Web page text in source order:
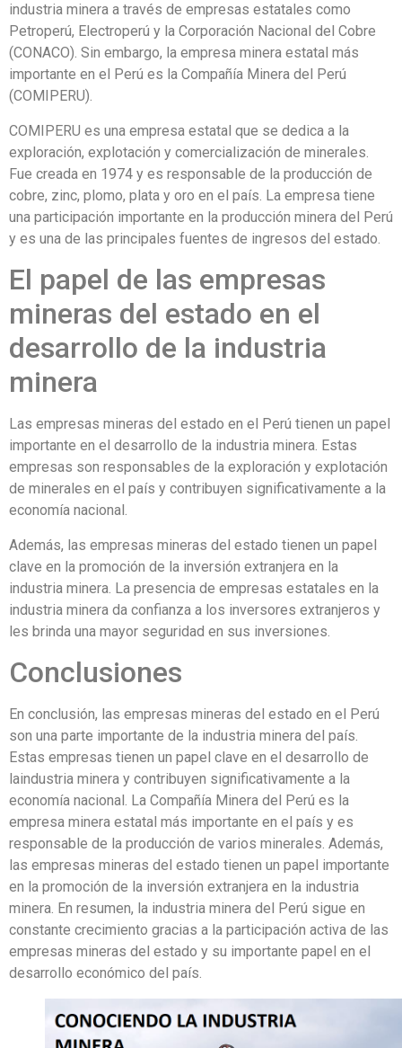
industria minera a través de empresas estatales como
Petroperú, Electroperú y la Corporación Nacional del Cobre
(CONACO). Sin embargo, la empresa minera estatal más
importante en el Perú es la Compañía Minera del Perú
(COMIPERU).
COMIPERU es una empresa estatal que se dedica a la
exploración, explotación y comercialización de minerales.
Fue creada en 1974 y es responsable de la producción de
cobre, zinc, plomo, plata y oro en el país. La empresa tiene
una participación importante en la producción minera del Perú
y es una de las principales fuentes de ingresos del estado.
El papel de las empresas
mineras del estado en el
desarrollo de la industria
minera
Las empresas mineras del estado en el Perú tienen un papel
importante en el desarrollo de la industria minera. Estas
empresas son responsables de la exploración y explotación
de minerales en el país y contribuyen significativamente a la
economía nacional.
Además, las empresas mineras del estado tienen un papel
clave en la promoción de la inversión extranjera en la
industria minera. La presencia de empresas estatales en la
industria minera da confianza a los inversores extranjeros y
les brinda una mayor seguridad en sus inversiones.
Conclusiones
En conclusión, las empresas mineras del estado en el Perú
son una parte importante de la industria minera del país.
Estas empresas tienen un papel clave en el desarrollo de
laindustria minera y contribuyen significativamente a la
economía nacional. La Compañía Minera del Perú es la
empresa minera estatal más importante en el país y es
responsable de la producción de varios minerales. Además,
las empresas mineras del estado tienen un papel importante
en la promoción de la inversión extranjera en la industria
minera. En resumen, la industria minera del Perú sigue en
constante crecimiento gracias a la participación activa de las
empresas mineras del estado y su importante papel en el
desarrollo económico del país.